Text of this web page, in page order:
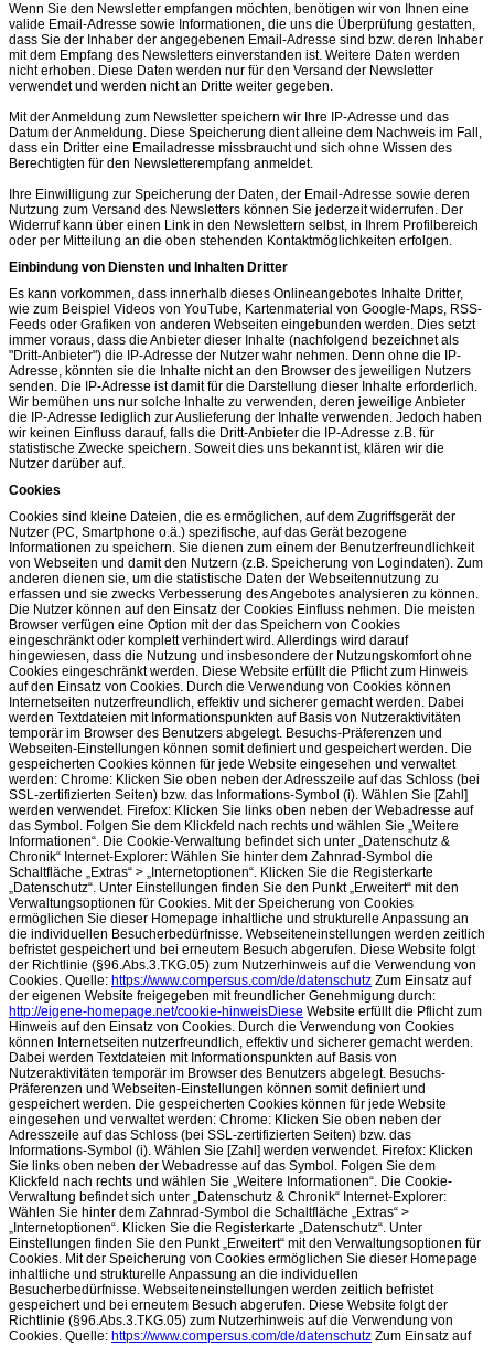
Wenn Sie den Newsletter empfangen möchten, benötigen wir von Ihnen eine
valide Email-Adresse sowie Informationen, die uns die Überprüfung gestatten,
dass Sie der Inhaber der angegebenen Email-Adresse sind bzw. deren Inhaber
mit dem Empfang des Newsletters einverstanden ist. Weitere Daten werden
nicht erhoben. Diese Daten werden nur für den Versand der Newsletter
verwendet und werden nicht an Dritte weiter gegeben.
Mit der Anmeldung zum Newsletter speichern wir Ihre IP-Adresse und das
Datum der Anmeldung. Diese Speicherung dient alleine dem Nachweis im Fall,
dass ein Dritter eine Emailadresse missbraucht und sich ohne Wissen des
Berechtigten für den Newsletterempfang anmeldet.
Ihre Einwilligung zur Speicherung der Daten, der Email-Adresse sowie deren
Nutzung zum Versand des Newsletters können Sie jederzeit widerrufen. Der
Widerruf kann über einen Link in den Newslettern selbst, in Ihrem Profilbereich
oder per Mitteilung an die oben stehenden Kontaktmöglichkeiten erfolgen.
Einbindung von Diensten und Inhalten Dritter
Es kann vorkommen, dass innerhalb dieses Onlineangebotes Inhalte Dritter,
wie zum Beispiel Videos von YouTube, Kartenmaterial von Google-Maps, RSS-
Feeds oder Grafiken von anderen Webseiten eingebunden werden. Dies setzt
immer voraus, dass die Anbieter dieser Inhalte (nachfolgend bezeichnet als
"Dritt-Anbieter") die IP-Adresse der Nutzer wahr nehmen. Denn ohne die IP-
Adresse, könnten sie die Inhalte nicht an den Browser des jeweiligen Nutzers
senden. Die IP-Adresse ist damit für die Darstellung dieser Inhalte erforderlich.
Wir bemühen uns nur solche Inhalte zu verwenden, deren jeweilige Anbieter
die IP-Adresse lediglich zur Auslieferung der Inhalte verwenden. Jedoch haben
wir keinen Einfluss darauf, falls die Dritt-Anbieter die IP-Adresse z.B. für
statistische Zwecke speichern. Soweit dies uns bekannt ist, klären wir die
Nutzer darüber auf.
Cookies
Cookies sind kleine Dateien, die es ermöglichen, auf dem Zugriffsgerät der
Nutzer (PC, Smartphone o.ä.) spezifische, auf das Gerät bezogene
Informationen zu speichern. Sie dienen zum einem der Benutzerfreundlichkeit
von Webseiten und damit den Nutzern (z.B. Speicherung von Logindaten). Zum
anderen dienen sie, um die statistische Daten der Webseitennutzung zu
erfassen und sie zwecks Verbesserung des Angebotes analysieren zu können.
Die Nutzer können auf den Einsatz der Cookies Einfluss nehmen. Die meisten
Browser verfügen eine Option mit der das Speichern von Cookies
eingeschränkt oder komplett verhindert wird. Allerdings wird darauf
hingewiesen, dass die Nutzung und insbesondere der Nutzungskomfort ohne
Cookies eingeschränkt werden. Diese Website erfüllt die Pflicht zum Hinweis
auf den Einsatz von Cookies. Durch die Verwendung von Cookies können
Internetseiten nutzerfreundlich, effektiv und sicherer gemacht werden. Dabei
werden Textdateien mit Informationspunkten auf Basis von Nutzeraktivitäten
temporär im Browser des Benutzers abgelegt. Besuchs-Präferenzen und
Webseiten-Einstellungen können somit definiert und gespeichert werden. Die
gespeicherten Cookies können für jede Website eingesehen und verwaltet
werden: Chrome: Klicken Sie oben neben der Adresszeile auf das Schloss (bei
SSL-zertifizierten Seiten) bzw. das Informations-Symbol (i). Wählen Sie [Zahl]
werden verwendet. Firefox: Klicken Sie links oben neben der Webadresse auf
das Symbol. Folgen Sie dem Klickfeld nach rechts und wählen Sie „Weitere
Informationen“. Die Cookie-Verwaltung befindet sich unter „Datenschutz &
Chronik“ Internet-Explorer: Wählen Sie hinter dem Zahnrad-Symbol die
Schaltfläche „Extras“ > „Internetoptionen“. Klicken Sie die Registerkarte
„Datenschutz“. Unter Einstellungen finden Sie den Punkt „Erweitert“ mit den
Verwaltungsoptionen für Cookies. Mit der Speicherung von Cookies
ermöglichen Sie dieser Homepage inhaltliche und strukturelle Anpassung an
die individuellen Besucherbedürfnisse. Webseiteneinstellungen werden zeitlich
befristet gespeichert und bei erneutem Besuch abgerufen. Diese Website folgt
der Richtlinie (§96.Abs.3.TKG.05) zum Nutzerhinweis auf die Verwendung von
Cookies. Quelle: https://www.compersus.com/de/datenschutz Zum Einsatz auf
der eigenen Website freigegeben mit freundlicher Genehmigung durch:
http://eigene-homepage.net/cookie-hinweisDiese Website erfüllt die Pflicht zum
Hinweis auf den Einsatz von Cookies. Durch die Verwendung von Cookies
können Internetseiten nutzerfreundlich, effektiv und sicherer gemacht werden.
Dabei werden Textdateien mit Informationspunkten auf Basis von
Nutzeraktivitäten temporär im Browser des Benutzers abgelegt. Besuchs-
Präferenzen und Webseiten-Einstellungen können somit definiert und
gespeichert werden. Die gespeicherten Cookies können für jede Website
eingesehen und verwaltet werden: Chrome: Klicken Sie oben neben der
Adresszeile auf das Schloss (bei SSL-zertifizierten Seiten) bzw. das
Informations-Symbol (i). Wählen Sie [Zahl] werden verwendet. Firefox: Klicken
Sie links oben neben der Webadresse auf das Symbol. Folgen Sie dem
Klickfeld nach rechts und wählen Sie „Weitere Informationen“. Die Cookie-
Verwaltung befindet sich unter „Datenschutz & Chronik“ Internet-Explorer:
Wählen Sie hinter dem Zahnrad-Symbol die Schaltfläche „Extras“ >
„Internetoptionen“. Klicken Sie die Registerkarte „Datenschutz“. Unter
Einstellungen finden Sie den Punkt „Erweitert“ mit den Verwaltungsoptionen für
Cookies. Mit der Speicherung von Cookies ermöglichen Sie dieser Homepage
inhaltliche und strukturelle Anpassung an die individuellen
Besucherbedürfnisse. Webseiteneinstellungen werden zeitlich befristet
gespeichert und bei erneutem Besuch abgerufen. Diese Website folgt der
Richtlinie (§96.Abs.3.TKG.05) zum Nutzerhinweis auf die Verwendung von
Cookies. Quelle: https://www.compersus.com/de/datenschutz Zum Einsatz auf